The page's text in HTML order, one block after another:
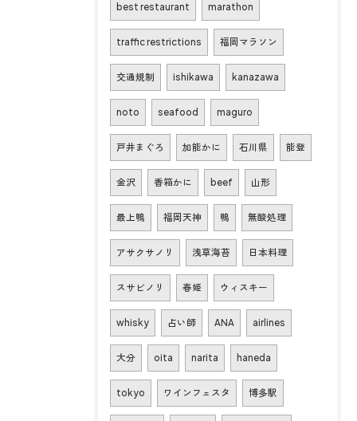
best restaurant marathon
traffic restrictions 福岡マラソン
交通規制 ishikawa kanazawa
noto seafood maguro
戸井まぐろ 加能かに 石川県 能登
金沢 香箱かに beef 山形
最上鴨 福岡天神 鴨 無酸処理
アサクサノリ 浅草海苔 日本料理
スサビノリ 春姫 ウィスキー
whisky 占い師 ANA airlines
大分 oita narita haneda
tokyo ワインフェスタ 博多駅